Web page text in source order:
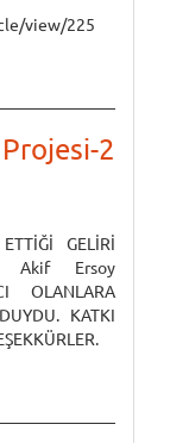
view/225
2
GELİRİ
Akif Ersoy
OLANLARA
KATKI